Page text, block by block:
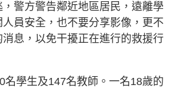
警方警告鄰近地區居民，遠離學
員安全，也不要分享影像，更不
息，以免干擾正在進行的救援行
名學生及147名教師。一名18歲的